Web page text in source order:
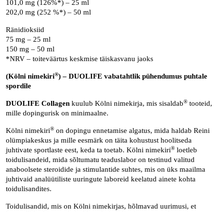
101,0 mg (126%*) – 25 ml
202,0 mg (252 %*) – 50 ml
Ränidioksiid
75 mg – 25 ml
150 mg – 50 ml
*NRV – toiteväärtus keskmise täiskasvanu jaoks
(Kölni nimekiri®) – DUOLIFE vabatahtlik pühendumus puhtale
spordile
DUOLIFE Collagen kuulub Kölni nimekirja, mis sisaldab® tooteid,
mille dopingurisk on minimaalne.
Kölni nimekiri® on dopingu ennetamise algatus, mida haldab Reini
olümpiakeskus ja mille eesmärk on täita kohustust hoolitseda
juhtivate sportlaste eest, keda ta toetab. Kölni nimekiri® loetleb
toidulisandeid, mida sõltumatu teaduslabor on testinud valitud
anaboolsete steroidide ja stimulantide suhtes, mis on üks maailma
juhtivaid analüütiliste uuringute laboreid keelatud ainete kohta
toidulisandites.
Toidulisandid, mis on Kölni nimekirjas, hõlmavad uurimusi, et